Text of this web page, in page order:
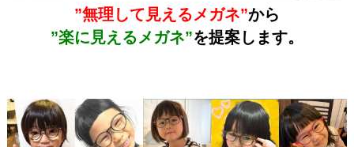
”無理して見えるメガネ”から
”楽に見えるメガネ”を提案します。